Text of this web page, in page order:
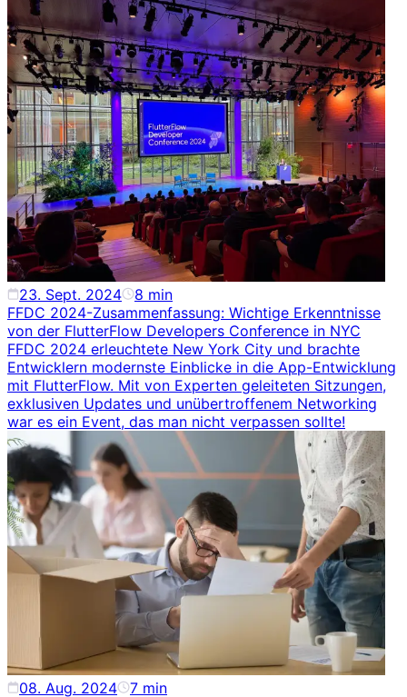
23. Sept. 2024 8 min
FFDC 2024-Zusammenfassung: Wichtige Erkenntnisse
von der FlutterFlow Developers Conference in NYC
FFDC 2024 erleuchtete New York City und brachte
Entwicklern modernste Einblicke in die App-Entwicklung
mit FlutterFlow. Mit von Experten geleiteten Sitzungen,
exklusiven Updates und unübertroffenem Networking
war es ein Event, das man nicht verpassen sollte!
08. Aug. 2024 7 min